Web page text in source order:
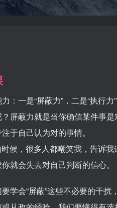
：一是“屏蔽力”，二是“执行力”
屏蔽力就是当你确信某件事
于自己认为对的事情。
候，很多人都嘲笑我，告诉
就会失去对自己判断的信心。
学会“屏蔽”这些不必要的干扰